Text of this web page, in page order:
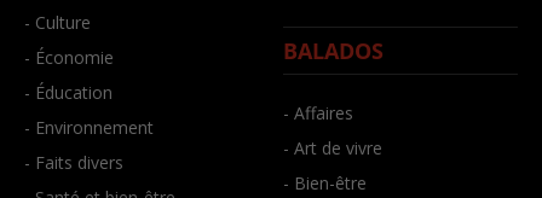
- Culture
- Économie
- Éducation
- Environnement
- Faits divers
BALADOS
- Affaires
- Art de vivre
- Bien-être